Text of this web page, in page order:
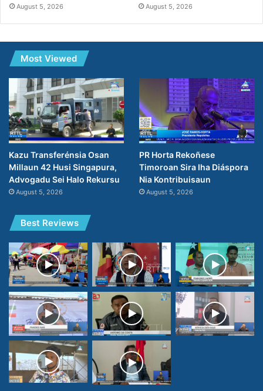
August 5, 2026 August 5, 2026
Most Viewed
Kazu Transferénsia Osan
Millaun 42 Husi Singapura,
Advogadu Sei Halo Rekursu
August 5, 2026
PR Horta Rekoñese
Timoroan Sira Iha Diáspora
Nia Kontribuisaun
August 5, 2026
Best Reviews